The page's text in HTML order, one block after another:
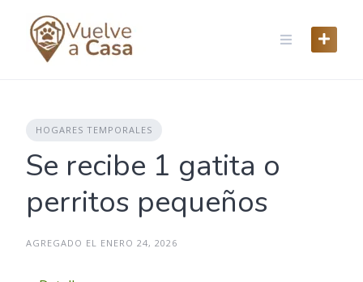
content
HOGARES TEMPORALES
Se recibe 1 gatita o
perritos pequeños
AGREGADO EL ENERO 24, 2026